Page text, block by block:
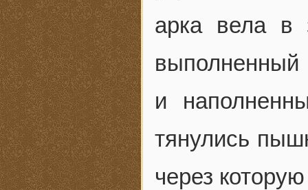
арка вела в
выполненный
и
тянулись
через